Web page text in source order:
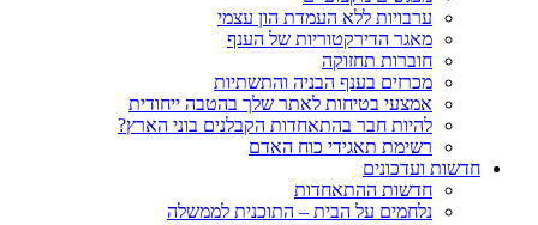
ערבויות ללא העמדת הון עצמי
מאגר הדירקטוריות של הענף
חוברות תחזוקה
מכרזים בענף הבניה והתשתיות
אמצעי בטיחות לאתר שלך בהטבה ייחודית
להיות חבר בהתאחדות הקבלנים בוני הארץ?
רשימת תאגידי כוח האדם
חדשות ועדכונים
חדשות ההתאחדות
נלחמים על הבית – התוכנית לממשלה